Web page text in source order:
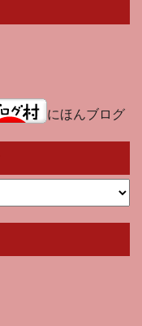
にほんブログ